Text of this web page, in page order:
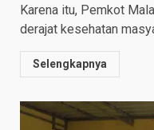
Karena itu, Pemkot
derajat kesehatan
Selengkapnya